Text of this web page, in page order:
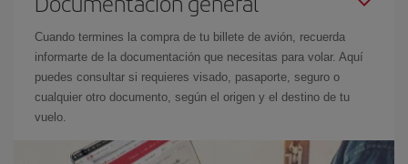
Cuando termines la compra de tu billete de avión, recuerda
informarte de la documentación que necesitas para volar. Aquí
puedes consultar si requieres visado, pasaporte, seguro o
cualquier otro documento, según el origen y el destino de tu
vuelo.